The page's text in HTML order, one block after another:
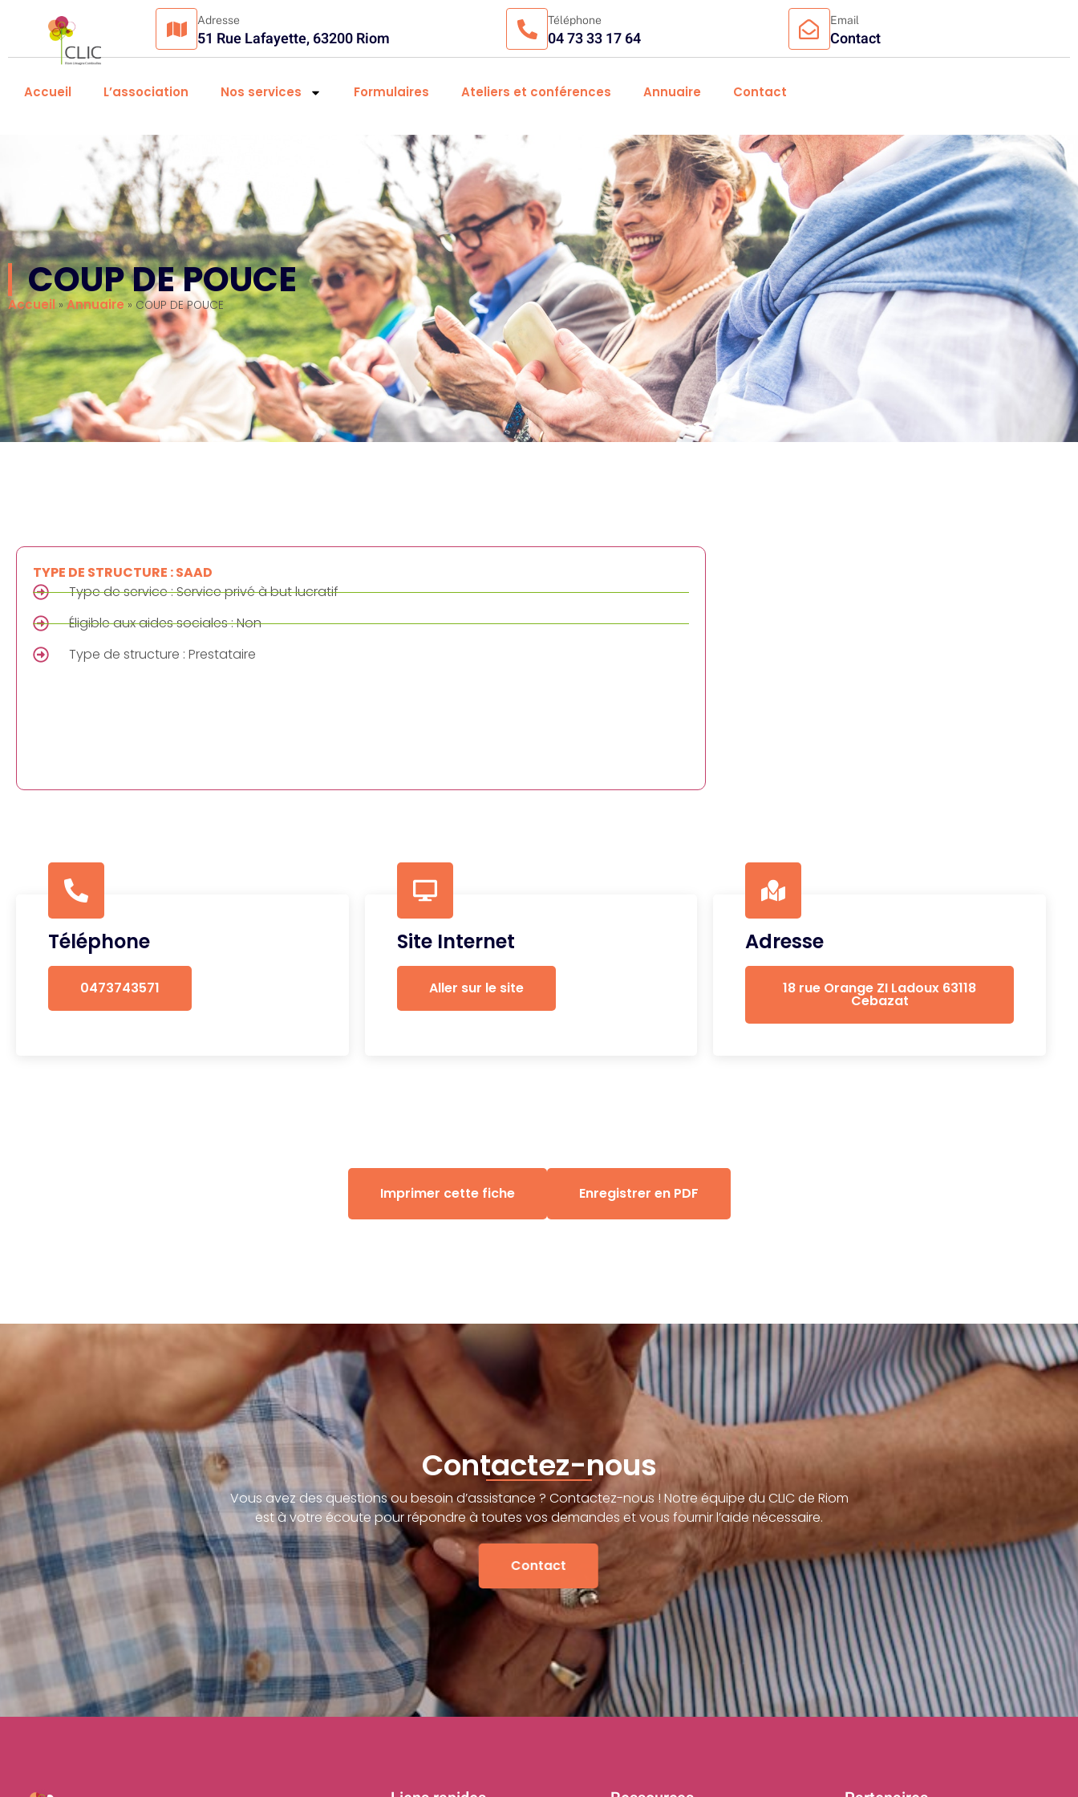
Adresse
51 Rue Lafayette, 63200 Riom
Téléphone
04 73 33 17 64
Email
Contact
Accueil L’association Nos services Formulaires Ateliers et conférences Annuaire Contact
COUP DE POUCE
Accueil » Annuaire » COUP DE POUCE
TYPE DE STRUCTURE : SAAD
Type de service : Service privé à but lucratif
Éligible aux aides sociales : Non
Type de structure : Prestataire
Téléphone
0473743571
Site Internet
Aller sur le site
Adresse
18 rue Orange ZI Ladoux 63118
Cebazat
Imprimer cette fiche Enregistrer en PDF
Contactez-nous
Vous avez des questions ou besoin d’assistance ? Contactez-nous ! Notre équipe du CLIC de Riom
est à votre écoute pour répondre à toutes vos demandes et vous fournir l’aide nécessaire.
Contact